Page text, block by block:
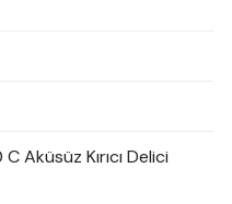
Aküsüz Kırıcı Delici